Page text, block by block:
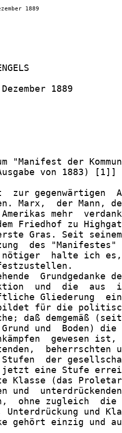
1889
1889
"Manifest der
von 1883) [1]]
zur gegenwärtigen
Marx,  der Mann,
mehr
Friedhof zu
Gras. Seit
des
halte ich
Grundgedanke
und  die  aus
Gliederung
für die
daß demgemäß
und  Boden)
gewesen
beherrschten
der
eine Stufe
Klasse (das
und
ohne zugleich
Unterdrückung und
gehört einzig und